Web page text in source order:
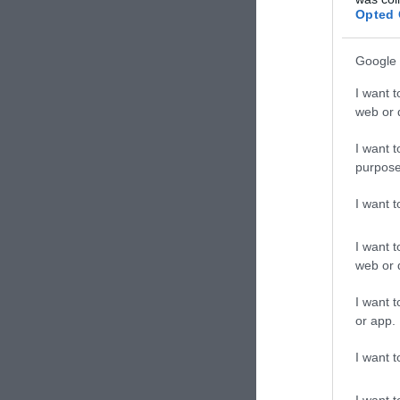
Opted
Google
I want
web or
I want
I want
I want
web or
I want
or app.
I want
ΣΧΟΛΙΑΣΤΕ